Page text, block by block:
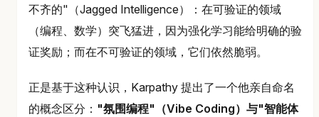
不齐的"（Jagged Intelligence）：在可验证的领域
（编程、数学）突飞猛进，因为强化学习能给明确的验
证奖励；而在不可验证的领域，它们依然脆弱。
正是基于这种认识，Karpathy 提出了一个他亲自命名
的概念区分： "氛围编程"（Vibe Coding）与"智能体